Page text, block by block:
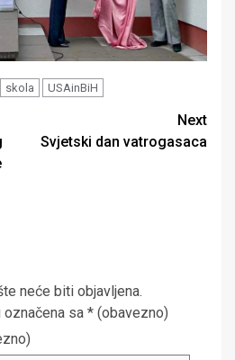
skola USAinBiH
Next
Svjetski dan vatrogasaca
neće biti objavljena.
označena sa * (obavezno)